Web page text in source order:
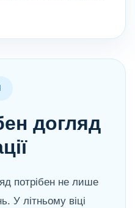
догляд
потрібен не лише
У літньому віці